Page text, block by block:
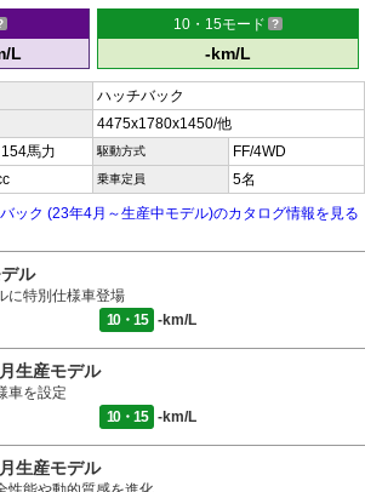
L
10・15モード
-km/L
ハッチバック
4475x1780x1450/他
馬力 駆動方式 FF/4WD
乗車定員
5名
ック (23年4月～生産中モデル)のカタログ情報を見る
ル
に特別仕様車登場
10・15 -km/L
生産モデル
車を設定
10・15 -km/L
生産モデル